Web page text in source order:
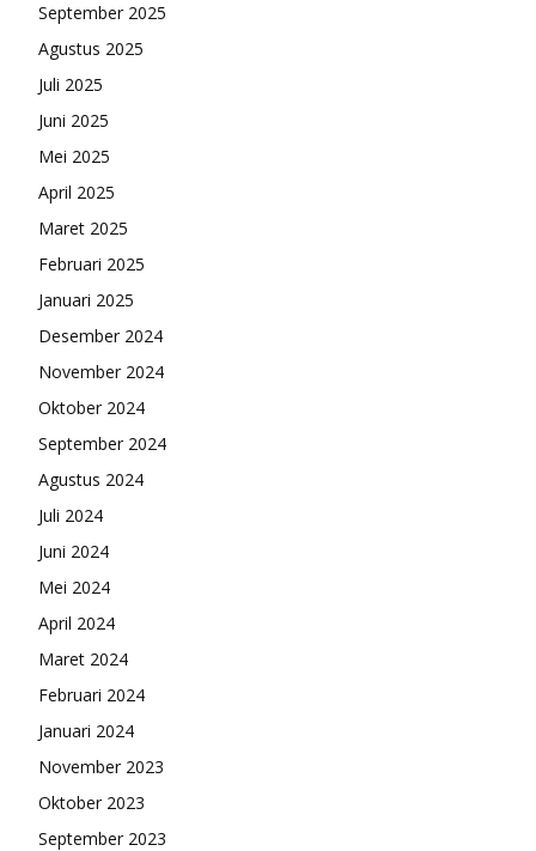
September 2025
Agustus 2025
Juli 2025
Juni 2025
Mei 2025
April 2025
Maret 2025
Februari 2025
Januari 2025
Desember 2024
November 2024
Oktober 2024
September 2024
Agustus 2024
Juli 2024
Juni 2024
Mei 2024
April 2024
Maret 2024
Februari 2024
Januari 2024
November 2023
Oktober 2023
September 2023